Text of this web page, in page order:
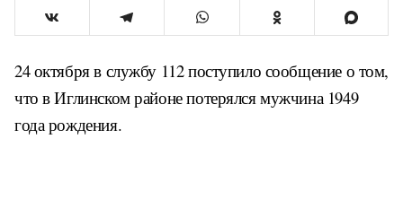
24 октября в службу 112 поступило сообщение о том,
что в Иглинском районе потерялся мужчина 1949
года рождения.